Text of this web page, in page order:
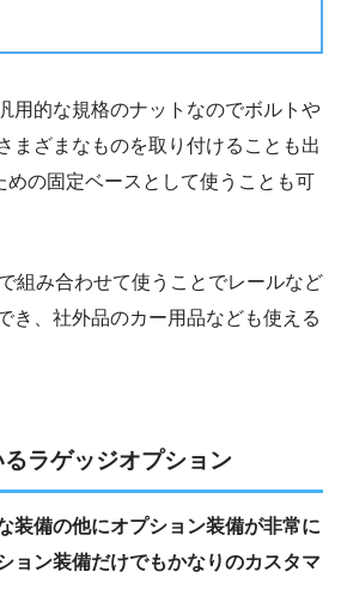
用的な規格のナットなのでボルトや
まざまなものを取り付けることも出
めの固定ベースとして使うことも可
組み合わせて使うことでレールなど
き、社外品のカー用品なども使える
ラゲッジオプション
装備の他にオプション装備が非常に
ョン装備だけでもかなりのカスタマ